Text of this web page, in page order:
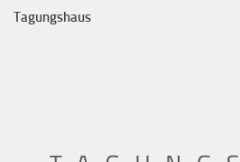
Tagungshaus